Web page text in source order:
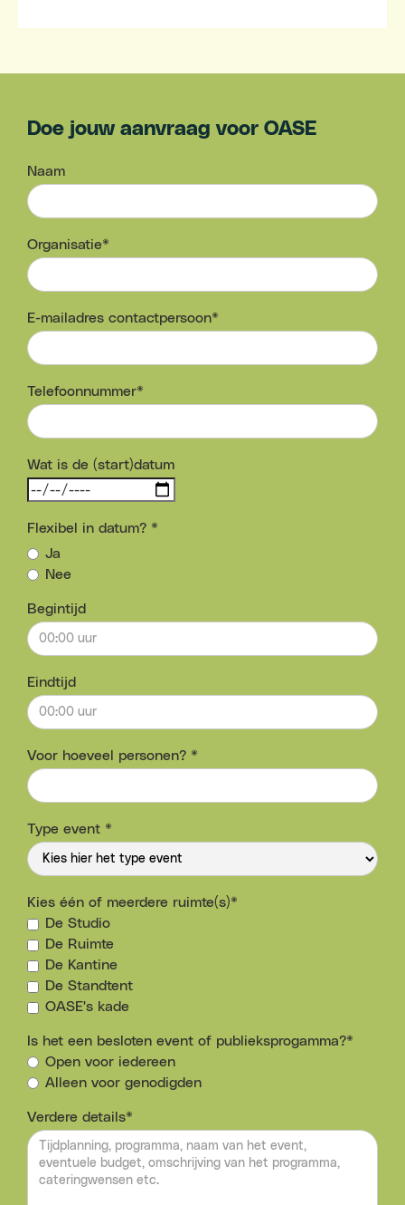
Doe jouw aanvraag voor OASE
Naam
Organisatie*
E-mailadres contactpersoon*
Telefoonnummer*
Wat is de (start)datum
Flexibel in datum? *
Ja
Nee
Begintijd
Eindtijd
Voor hoeveel personen? *
Type event *
Kies één of meerdere ruimte(s)*
De Studio
De Ruimte
De Kantine
De Standtent
OASE's kade
Is het een besloten event of publieksprogamma?*
Open voor iedereen
Alleen voor genodigden
Verdere details*